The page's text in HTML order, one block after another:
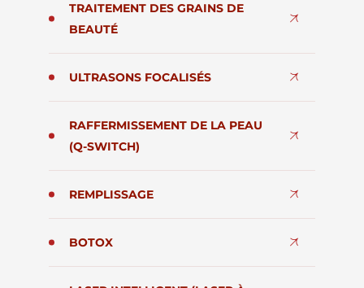
TRAITEMENT DES GRAINS DE
BEAUTÉ
ULTRASONS FOCALISÉS
RAFFERMISSEMENT DE LA PEAU
(Q-SWITCH)
REMPLISSAGE
BOTOX